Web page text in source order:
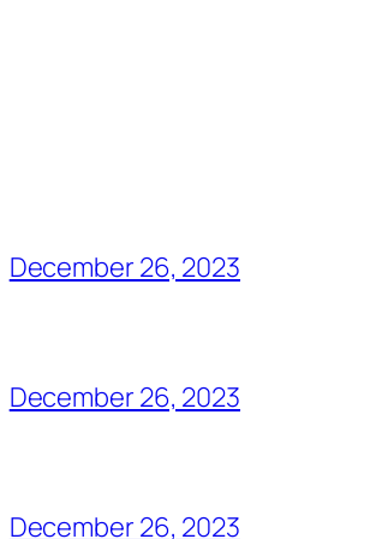
December 26, 2023
December 26, 2023
December 26, 2023